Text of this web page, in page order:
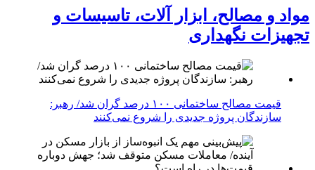
مواد و مصالح، ابزار آلات، تاسیسات و
تجهیزات نگهداری
قیمت مصالح ساختمانی ۱۰۰ درصد گران شد/ رهبر:
سازندگان پروژه جدیدی را شروع نمی‌کنند